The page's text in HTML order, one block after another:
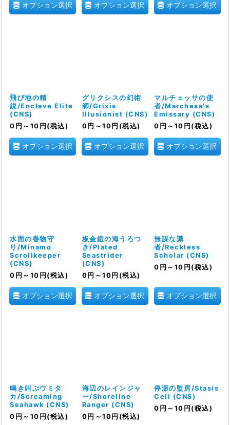
オプション選択 オプション選択 オプション選択
飛び地の精
鋭/Enclave Elite
(CNS)
0 円 ～10 円 (税込)
オプション選択
グリクシスの幻術
師/Grixis
Illusionist (CNS)
0 円 ～10 円 (税込)
オプション選択
マルチェッサの使
者/Marchesa's
Emissary (CNS)
0 円 ～10 円 (税込)
オプション選択
水面の巻物守
り/Minamo
Scrollkeeper
(CNS)
0 円 ～10 円 (税込)
オプション選択
板金鎧の海うろつ
き/Plated
Seastrider
(CNS)
0 円 ～10 円 (税込)
オプション選択
無謀な識
者/Reckless
Scholar (CNS)
0 円 ～10 円 (税込)
オプション選択
鳴き叫ぶウミタ
カ/Screaming
Seahawk (CNS)
0 円 ～10 円 (税込)
海辺のレインジャ
ー/Shoreline
Ranger (CNS)
0 円 ～10 円 (税込)
停滞の監房/Stasis
Cell (CNS)
0 円 ～10 円 (税込)